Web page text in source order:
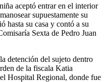
aceptó entrar en el interior
supuestamente su
hasta su casa y contó a su
Sexta de Pedro Juan
detención del sujeto dentro
de la fiscala Katia
Hospital Regional, donde fue